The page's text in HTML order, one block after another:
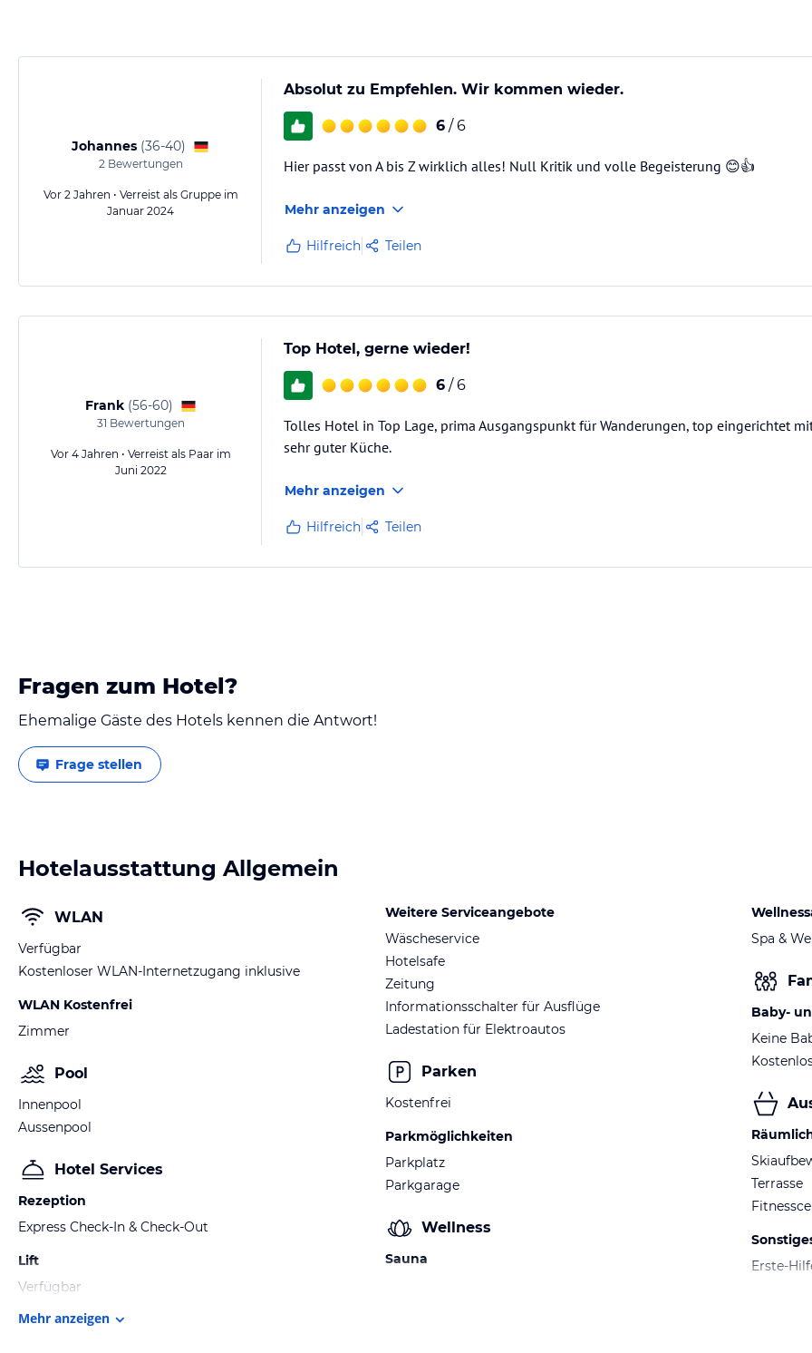
Johannes (36-40)
2Bewertungen
Vor 2 Jahren • Verreist als Gruppe im
Januar 2024
Absolut zu Empfehlen. Wir kommen wieder.
6 / 6
Hier passt von A bis Z wirklich alles! Null Kritik und volle Begeisterung 😊👍
Mehr anzeigen
Hilfreich Teilen
Frank (56-60)
31 Bewertungen
Vor 4 Jahren • Verreist als Paar im
Juni 2022
Top Hotel, gerne wieder!
6 / 6
Tolles Hotel in Top Lage, prima Ausgangspunkt für Wanderungen, top eingerichtet
sehr guter Küche.
Mehr anzeigen
Hilfreich Teilen
Fragen zum Hotel?
Ehemalige Gäste des Hotels kennen die Antwort!
Frage stellen
Hotelausstattung Allgemein
WLAN
Verfügbar
Kostenloser WLAN-Internetzugang inklusive
WLAN Kostenfrei
Zimmer
Pool
Innenpool
Aussenpool
Hotel Services
Rezeption
Express Check-In & Check-Out
Lift
Verfügbar
Weitere Serviceangebote
Wäscheservice
Hotelsafe
Zeitung
Informationsschalter für Ausflüge
Ladestation für Elektroautos
Parken
Kostenfrei
Parkmöglichkeiten
Parkplatz
Parkgarage
Wellness
Sauna
Spa &
Baby-
Keine
Terrasse
Erste-
Mehr anzeigen